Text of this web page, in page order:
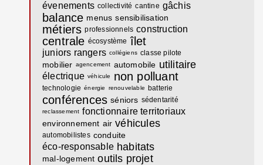
évenements collectivité cantine gâchis
balance menus sensibilisation
métiers professionnels construction
centrale écosystème îlet
juniors rangers collégiens classe pilote
mobilier agencement automobile utilitaire
électrique véhicule non polluant
technologie énergie renouvelable batterie
conférences séniors sédentarité
reclassement fonctionnaire territoriaux
environnement air véhicules
automobilistes conduite
éco-responsable habitats
mal-logement outils projet